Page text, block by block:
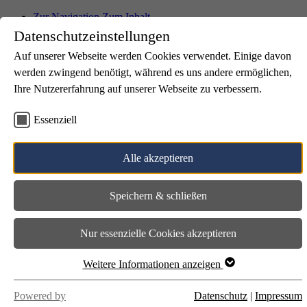
Datenschutzeinstellungen
Auf unserer Webseite werden Cookies verwendet. Einige davon
werden zwingend benötigt, während es uns andere ermöglichen,
Ihre Nutzererfahrung auf unserer Webseite zu verbessern.
Essenziell
Alle akzeptieren
Speichern & schließen
Nur essenzielle Cookies akzeptieren
Weitere Informationen anzeigen
Powered by
Datenschutz | Impressum
Zur NavigationZum Inhalt
Karriere
Kontakt
Suche
Übersicht
Leitbild
Standorte
Übersicht
Standort Kuchenheim
Standort Ülpenich
Standort Zingsheim
NE.W Außenarbeitsplätze
QUBI.Eifel Mechernich